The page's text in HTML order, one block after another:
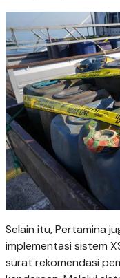
Selain itu, Pertamina
implementasi sistem
surat rekomendasi